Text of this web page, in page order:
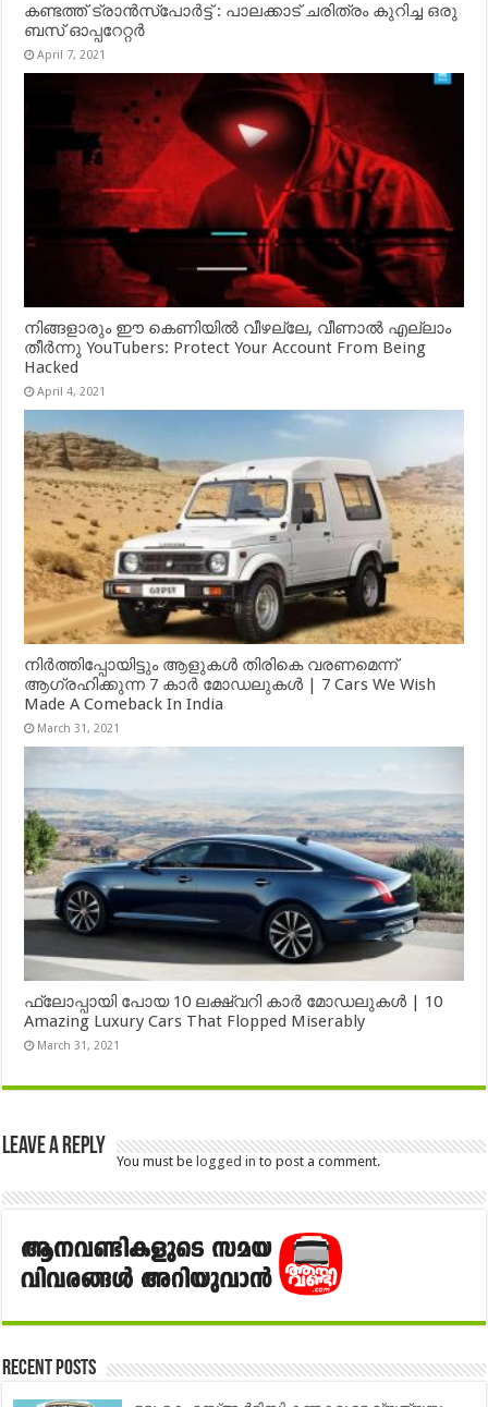
കണ്ടത്ത് ട്രാൻസ്‌പോർട്ട് : പാലക്കാട് ചരിത്രം കുറിച്ച ഒരു
ബസ് ഓപ്പറേറ്റർ
April 7, 2021
നിങ്ങളാരും ഈ കെണിയിൽ വീഴല്ലേ, വീണാൽ എല്ലാം
തീർന്നു YouTubers: Protect Your Account From Being
Hacked
April 4, 2021
നിർത്തിപ്പോയിട്ടും ആളുകൾ തിരികെ വരണമെന്ന്
ആഗ്രഹിക്കുന്ന 7 കാർ മോഡലുകൾ | 7 Cars We Wish
Made A Comeback In India
March 31, 2021
ഫ്ലോപ്പായി പോയ 10 ലക്ഷ്വറി കാർ മോഡലുകൾ | 10
Amazing Luxury Cars That Flopped Miserably
March 31, 2021
Leave a Reply
You must belogged in to post a comment.
Recent Posts